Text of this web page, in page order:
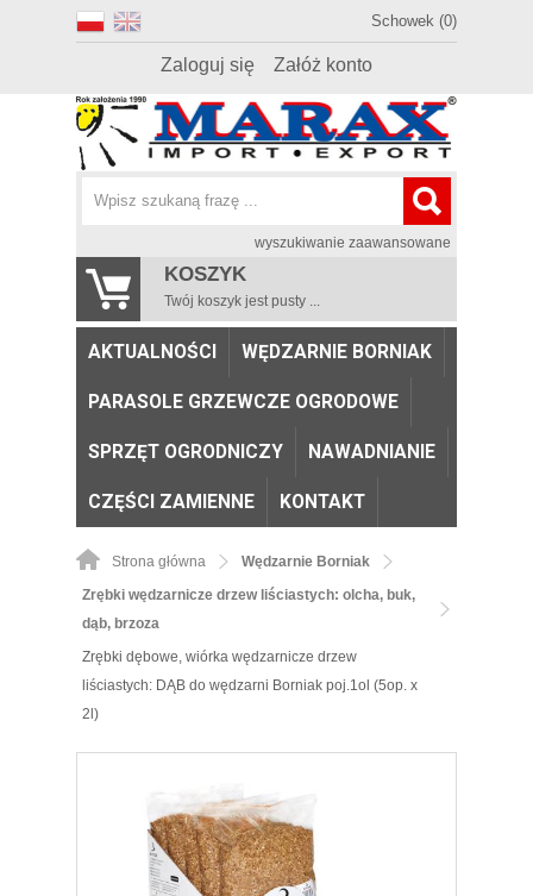
Schowek (0)
Zaloguj się Załóż konto
wyszukiwanie zaawansowane
KOSZYK
Twój koszyk jest pusty ...
AKTUALNOŚCI WĘDZARNIE BORNIAK
PARASOLE GRZEWCZE OGRODOWE
SPRZĘT OGRODNICZY NAWADNIANIE
CZĘŚCI ZAMIENNE KONTAKT
Strona główna
Wędzarnie Borniak
Zrębki wędzarnicze drzew liściastych: olcha, buk,
dąb, brzoza
Zrębki dębowe, wiórka wędzarnicze drzew
liściastych: DĄB do wędzarni Borniak poj.1ol (5op. x
2l)